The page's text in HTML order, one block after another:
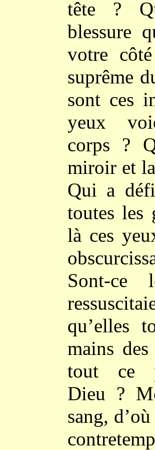
tête ?
blessure
votre
suprême
sont ces
yeux
corps ?
miroir et
Qui a
toutes les
là ces
Sont-ce
qu’elles
mains
tout ce
Dieu ?
sang,